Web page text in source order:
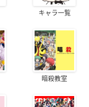
キャラ一覧
暗殺教室